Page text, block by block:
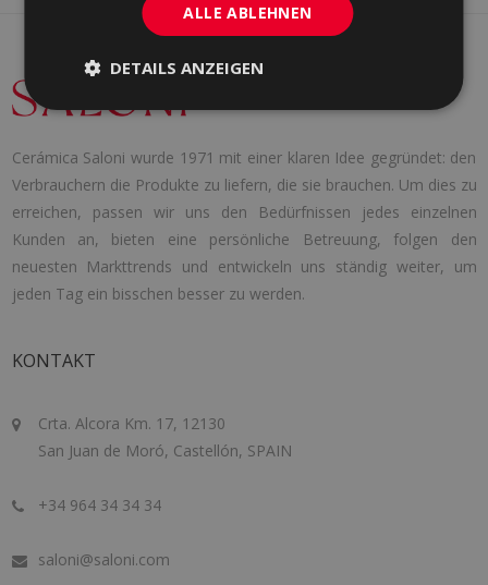
Cerámica Saloni wurde 1971 mit einer klaren Idee gegründet: den
Verbrauchern die Produkte zu liefern, die sie brauchen. Um dies zu
erreichen, passen wir uns den Bedürfnissen jedes einzelnen
Kunden an, bieten eine persönliche Betreuung, folgen den
neuesten Markttrends und entwickeln uns ständig weiter, um
jeden Tag ein bisschen besser zu werden.
KONTAKT
Crta. Alcora Km. 17, 12130
San Juan de Moró, Castellón, SPAIN
+34 964 34 34 34
saloni@saloni.com
ALLE ABLEHNEN
DETAILS ANZEIGEN